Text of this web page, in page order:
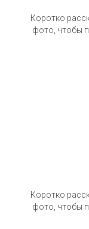
Коротко
фото, чтобы
Коротко
фото, чтобы